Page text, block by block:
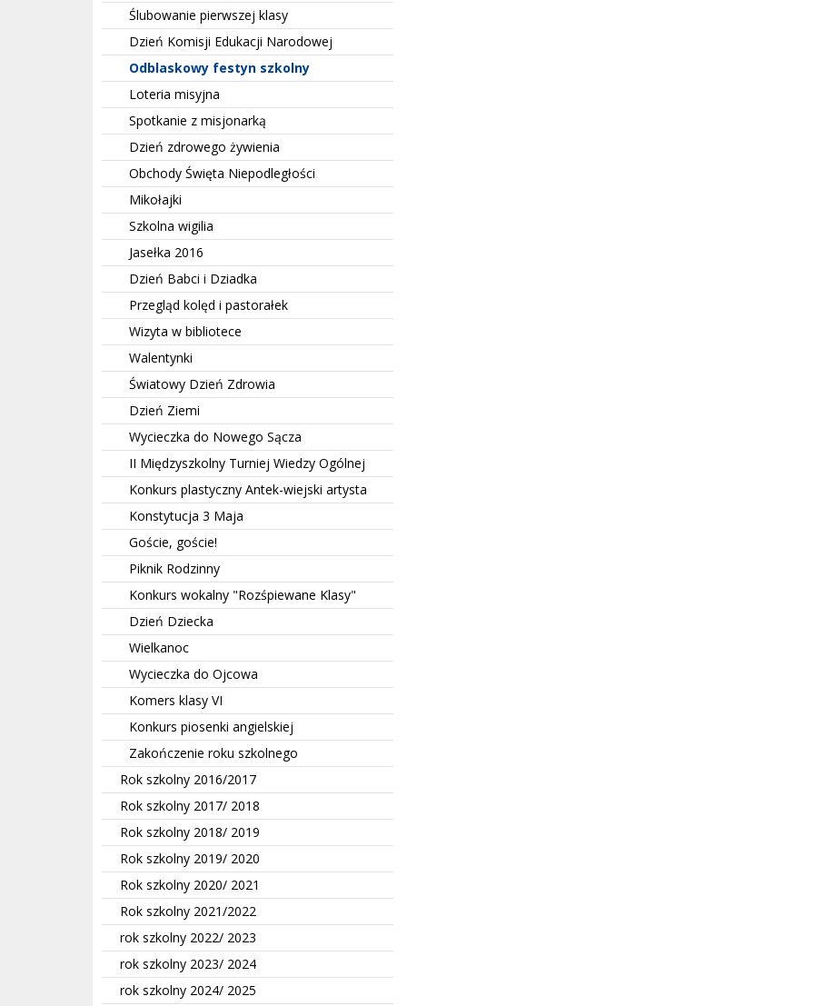
Ślubowanie pierwszej klasy
Dzień Komisji Edukacji Narodowej
Odblaskowy festyn szkolny
Loteria misyjna
Spotkanie z misjonarką
Dzień zdrowego żywienia
Obchody Święta Niepodległości
Mikołajki
Szkolna wigilia
Jasełka 2016
Dzień Babci i Dziadka
Przegląd kolęd i pastorałek
Wizyta w bibliotece
Walentynki
Światowy Dzień Zdrowia
Dzień Ziemi
Wycieczka do Nowego Sącza
II Międzyszkolny Turniej Wiedzy Ogólnej
Konkurs plastyczny Antek-wiejski artysta
Konstytucja 3 Maja
Goście, goście!
Piknik Rodzinny
Konkurs wokalny "Rozśpiewane Klasy"
Dzień Dziecka
Wielkanoc
Wycieczka do Ojcowa
Komers klasy VI
Konkurs piosenki angielskiej
Zakończenie roku szkolnego
Rok szkolny 2016/2017
Rok szkolny 2017/ 2018
Rok szkolny 2018/ 2019
Rok szkolny 2019/ 2020
Rok szkolny 2020/ 2021
Rok szkolny 2021/2022
rok szkolny 2022/ 2023
rok szkolny 2023/ 2024
rok szkolny 2024/ 2025